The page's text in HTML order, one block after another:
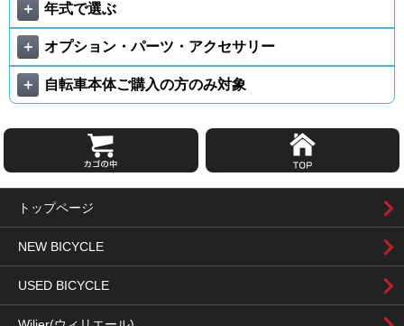
＋ 年式で選ぶ
＋ オプション・パーツ・アクセサリー
＋ 自転車本体ご購入の方のみ対象
トップページ
NEW BICYCLE
USED BICYCLE